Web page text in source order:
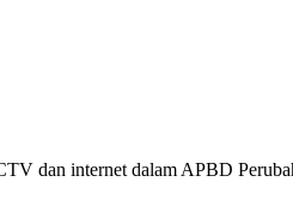
dan internet dalam APBD